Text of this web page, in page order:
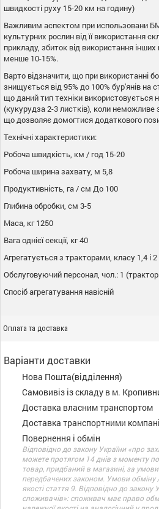
швидкості руху 15-20 км на годину)
Важливим аспектом при использовани
культурних рослин від її використання
прикладу, збиток від використання інших
менше 10-15%.
Варто відзначити, що при використанні
знищується від 95% до 100% бур'янів на
що даний тип техніки використовується
(кукурудза 2-3 листків), коли неможливе
що дозволяє домогтися додаткового
Технічні характеристики:
Робоча швидкість, км / год 15-20
Робоча ширина захвату, м 5,8
Продуктивність, га / см До 100
Глибина обробки, см 3-5
Маса, кг 1250
Вага однієї секції, кг 40
Агрегатується з тракторами, класу 1,4 і 2
Обслуговуючий персонал, чол.: 1
Спосіб агрегатування навісній
Оплата та доставка
Варіанти доставки
Нова Пошта(відділення)
Самовивіз із складу в м.
Доставка власним транспортом
Доставка транспортними
Повернення і обмін
Відповідно до закону України «про
можете протягом 14 днів з моменту
товар, придбаний в магазині, за
передбачених законом. Умови обміну
якості стаття 9. Відповідно до закону
споживачів»: споживач має право